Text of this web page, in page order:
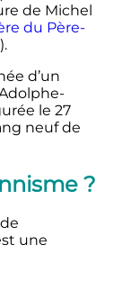
de Michel
du Père-
d’un
le 27
neuf de
?
une